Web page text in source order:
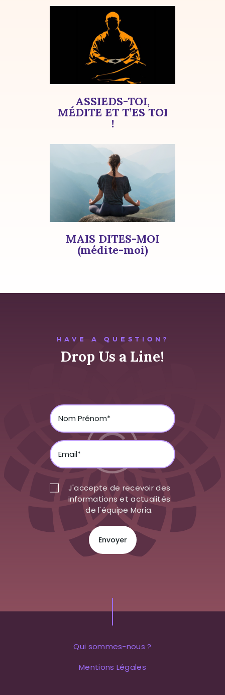
ASSIEDS-TOI,
MÉDITE ET T’ES TOI
!
MAIS DITES-MOI
(médite-moi)
HAVE A QUESTION?
Drop Us a Line!
J'accepte de recevoir des
informations et actualités
de l'équipe Moria.
Qui sommes-nous ?
Mentions Légales